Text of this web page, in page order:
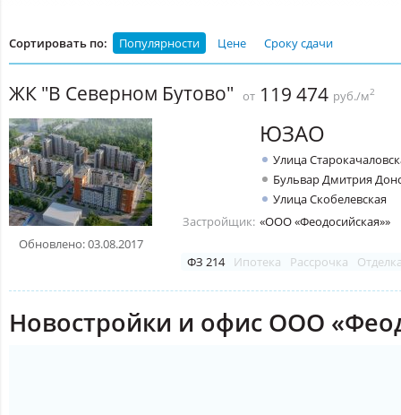
Сортировать по: Популярности Цене Сроку сдачи
ЖК "В Северном Бутово" от 119 474 руб./м2
Обновлено: 03.08.2017
ЮЗАО
Улица
Бульвар Дмитрия
Улица Скобелевская
Застройщик: «ООО «Феодосийская»»
ФЗ 214 Ипотека Рассрочка
Новостройки и офис ООО